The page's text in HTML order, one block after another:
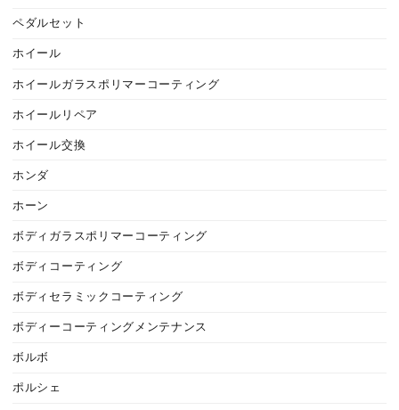
ペダルセット
ホイール
ホイールガラスポリマーコーティング
ホイールリペア
ホイール交換
ホンダ
ホーン
ボディガラスポリマーコーティング
ボディコーティング
ボディセラミックコーティング
ボディーコーティングメンテナンス
ボルボ
ポルシェ